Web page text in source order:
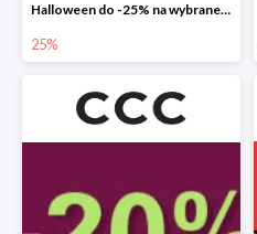
Halloween do -25% na wybrane marki
25%